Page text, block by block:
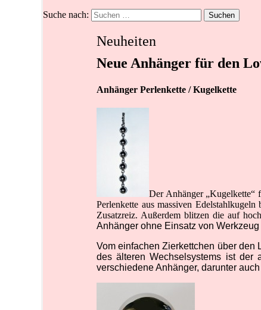
Suche nach:
Neuheiten
Neue Anhänger für den
Anhänger Perlenkette / Kugelkette
Der Anhänger „Kugelkette“
Perlenkette aus massiven
Zusatzreiz. Außerdem blitzen die auf
Anhänger ohne Einsatz von
Vom einfachen Zierkettchen über den
des älteren Wechselsystems ist der
verschiedene Anhänger, darunter